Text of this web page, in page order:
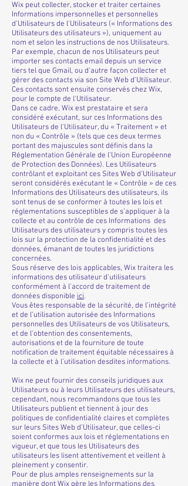
Wix peut collecter, stocker et traiter certaines
Informations impersonnelles et personnelles
d’Utilisateurs de l'Utilisateurs (« Informations des
Utilisateurs des utilisateurs »), uniquement au
nom et selon les instructions de nos Utilisateurs.
Par exemple, chacun de nos Utilisateurs peut
importer ses contacts email depuis un service
tiers tel que Gmail, ou d'autre façon collecter et
gérer des contacts via son Site Web d'Utilisateur.
Ces contacts sont ensuite conservés chez Wix,
pour le compte de l'Utilisateur.
Dans ce cadre, Wix est prestataire et sera
considéré exécutant, sur ces Informations des
Utilisateurs de l'Utilisateur, du « Traitement » et
non du « Contrôle » (tels que ces deux termes
portant des majuscules sont définis dans la
Réglementation Générale de l’Union Européenne
de Protection des Données). Les Utilisateurs
contrôlant et exploitant ces Sites Web d'Utilisateur
seront considérés exécutant le « Contrôle » de ces
Informations des Utilisateurs des utilisateurs, ils
sont tenus de se conformer à toutes les lois et
réglementations susceptibles de s’appliquer à la
collecte et au contrôle de ces Informations des
Utilisateurs des utilisateurs y compris toutes les
lois sur la protection de la confidentialité et des
données, émanant de toutes les juridictions
concernées.
Sous réserve des lois applicables, Wix traitera les
informations des utilisateur d'utilisateurs
conformément à l'accord de traitement de
données disponible ici.
Vous êtes responsable de la sécurité, de l’intégrité
et de l’utilisation autorisée des Informations
personnelles des Utilisateurs de vos Utilisateurs,
et de l’obtention des consentements,
autorisations et de la fourniture de toute
notification de traitement équitable nécessaires à
la collecte et à l’utilisation desdites informations.
Wix ne peut fournir des conseils juridiques aux
Utilisateurs ou à leurs Utilisateurs des utilisateurs,
cependant, nous recommandons que tous les
Utilisateurs publient et tiennent à jour des
politiques de confidentialité claires et complètes
sur leurs Sites Web d’Utilisateur, que celles-ci
soient conformes aux lois et réglementations en
vigueur, et que tous les Utilisateurs des
utilisateurs les lisent attentivement et veillent à
pleinement y consentir.
Pour de plus amples renseignements sur la